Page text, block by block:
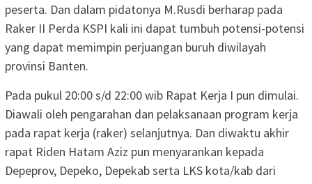
peserta. Dan dalam pidatonya M.Rusdi berharap pada
Raker II Perda KSPI kali ini dapat tumbuh potensi-potensi
yang dapat memimpin perjuangan buruh diwilayah
provinsi Banten.
Pada pukul 20:00 s/d 22:00 wib Rapat Kerja I pun dimulai.
Diawali oleh pengarahan dan pelaksanaan program kerja
pada rapat kerja (raker) selanjutnya. Dan diwaktu akhir
rapat Riden Hatam Aziz pun menyarankan kepada
Depeprov, Depeko, Depekab serta LKS kota/kab dari